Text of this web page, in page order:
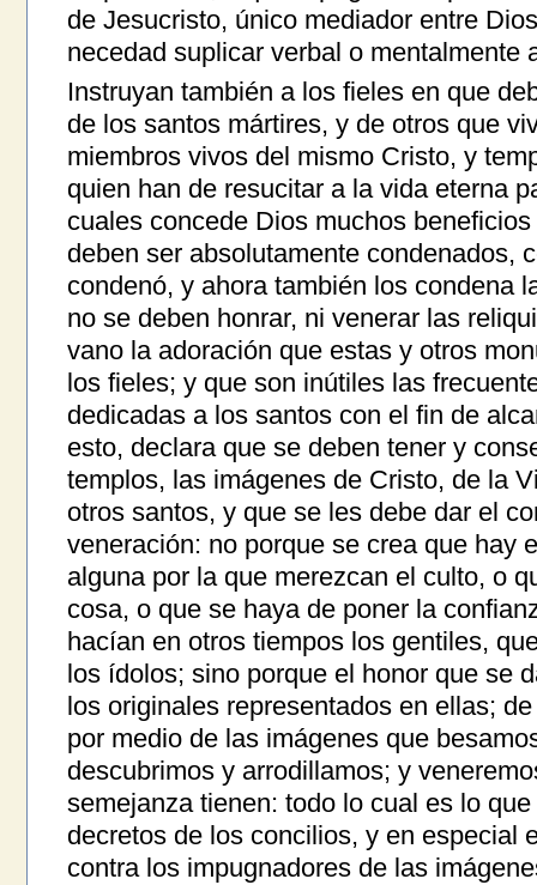
de Jesucristo, único mediador entre
necedad suplicar verbal o mentalmente
Instruyan también a los fieles en que
de los santos mártires, y de otros que
miembros vivos del mismo Cristo, y
quien han de resucitar a la vida eterna
cuales concede Dios muchos
deben ser absolutamente condenados,
condenó, y ahora también los condena
no se deben honrar, ni venerar las
vano la adoración que estas y otros
los fieles; y que son inútiles las
dedicadas a los santos con el fin de
esto, declara que se deben tener y
templos, las imágenes de Cristo, de la
otros santos, y que se les debe dar el
veneración: no porque se crea que hay
alguna por la que merezcan el culto, o
cosa, o que se haya de poner la
hacían en otros tiempos los gentiles,
los ídolos; sino porque el honor que se
los originales representados en ellas;
por medio de las imágenes que
descubrimos y arrodillamos; y
semejanza tienen: todo lo cual es lo
decretos de los concilios, y en especial
contra los impugnadores de las